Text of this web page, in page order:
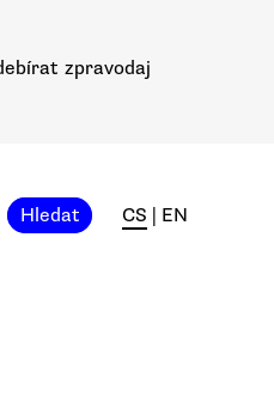
zpravodaj
Hledat CS EN